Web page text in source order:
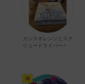
カシスオレンジとスク
リュードライバー♂
神